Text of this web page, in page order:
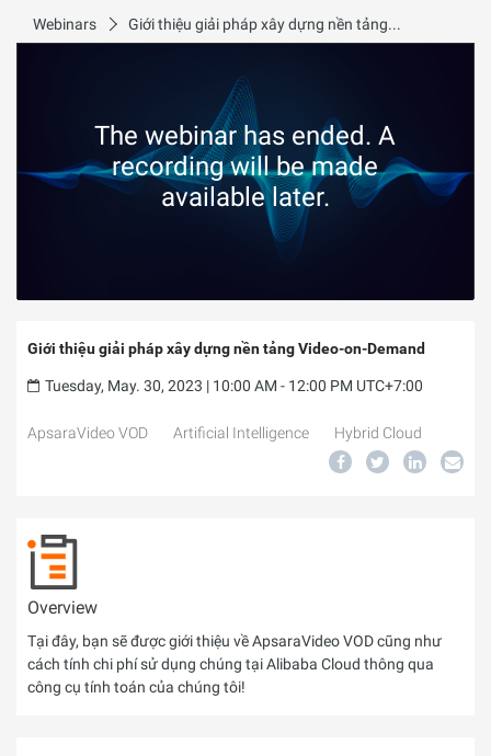
Webinars Giới thiệu giải pháp xây dựng nền tảng Video-on-Demand
The webinar has ended. A
recording will be made
available later.
Giới thiệu giải pháp xây dựng nền tảng Video-on-Demand
Tuesday, May. 30, 2023 | 10:00 AM - 12:00 PM UTC+7:00
ApsaraVideo VOD Artificial Intelligence Hybrid Cloud
Overview
Tại đây, bạn sẽ được giới thiệu về ApsaraVideo VOD cũng như
cách tính chi phí sử dụng chúng tại Alibaba Cloud thông qua
công cụ tính toán của chúng tôi!